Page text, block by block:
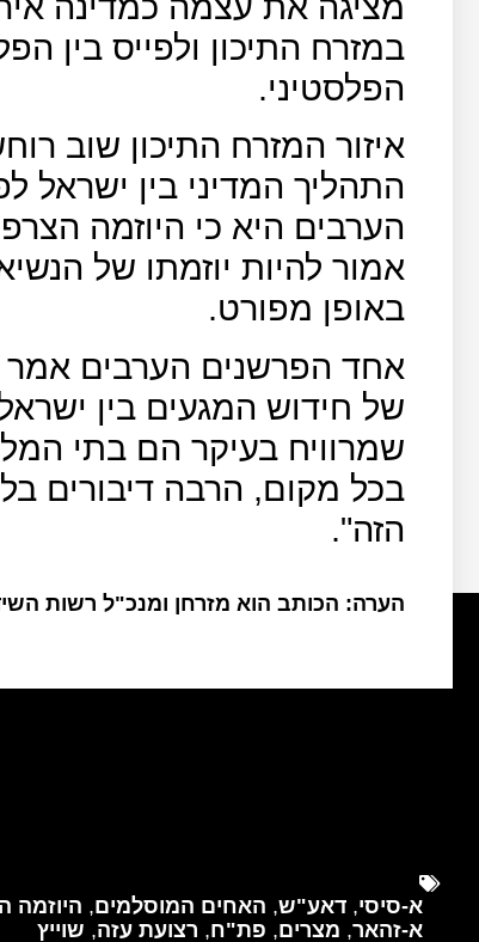
במזרח התיכון ולפייס בין
הפלסטיני.
איזור המזרח התיכון שוב
התהליך המדיני בין ישראל
הערבים היא כי היוזמה
אמור להיות יוזמתו של
באופן מפורט.
אחד הפרשנים הערבים אמר
של חידוש המגעים בין
שמרוויח בעיקר הם בתי
בכל מקום, הרבה דיבורים
הזה".
הערה: הכותב הוא מזרחן ומנכ"ל רשות
א-סיסי, דאע"ש, האחים המוסלמים, היוזמה
א-זהאר, מצרים, פת"ח, רצועת עזה, שוייץ